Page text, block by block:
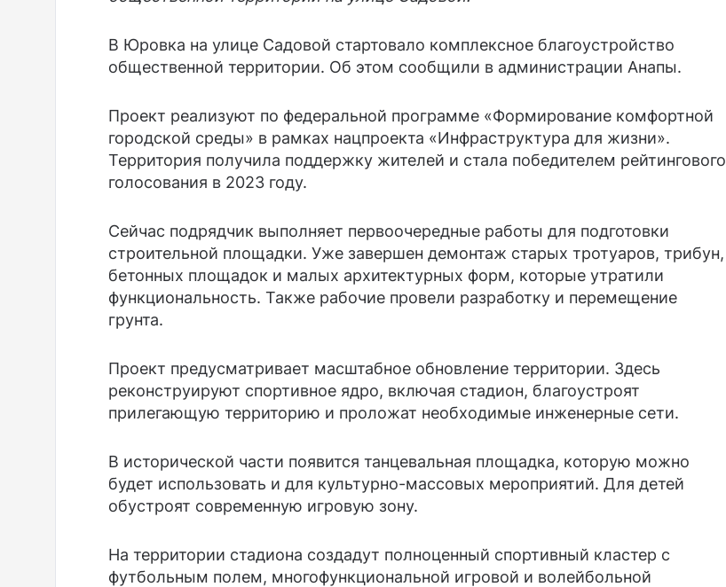
В Юровка на улице Садовой стартовало комплексное благоустройство
общественной территории. Об этом сообщили в администрации Анапы.
Проект реализуют по федеральной программе «Формирование комфортной
городской среды» в рамках нацпроекта «Инфраструктура для жизни».
Территория получила поддержку жителей и стала победителем рейтингового
голосования в 2023 году.
Сейчас подрядчик выполняет первоочередные работы для подготовки
строительной площадки. Уже завершен демонтаж старых тротуаров, трибун,
бетонных площадок и малых архитектурных форм, которые утратили
функциональность. Также рабочие провели разработку и перемещение
грунта.
Проект предусматривает масштабное обновление территории. Здесь
реконструируют спортивное ядро, включая стадион, благоустроят
прилегающую территорию и проложат необходимые инженерные сети.
В исторической части появится танцевальная площадка, которую можно
будет использовать и для культурно-массовых мероприятий. Для детей
обустроят современную игровую зону.
На территории стадиона создадут полноценный спортивный кластер с
футбольным полем, многофункциональной игровой и волейбольной